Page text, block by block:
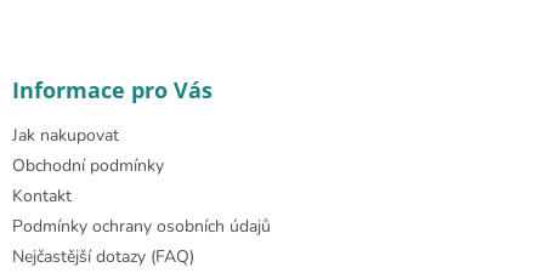
Informace pro Vás
Jak nakupovat
Obchodní podmínky
Kontakt
Podmínky ochrany osobních údajů
Nejčastější dotazy (FAQ)